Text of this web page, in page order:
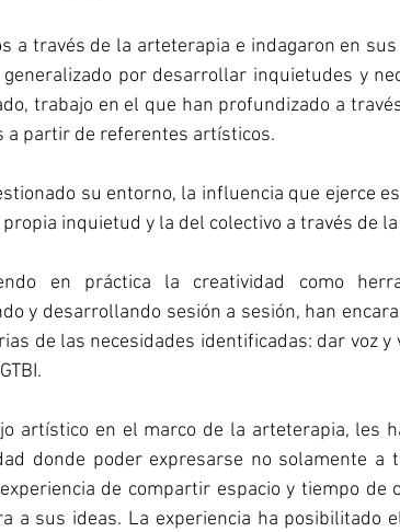
a través de la arteterapia e indagaron en
por desarrollar inquietudes y
trabajo en el que han profundizado a
a partir de referentes artísticos.
su entorno, la influencia que ejerce
inquietud y la del colectivo a través de
en práctica la creatividad como
y desarrollando sesión a sesión, han
de las necesidades identificadas: dar voz y
artístico en el marco de la arteterapia, les
donde poder expresarse no solamente a
de compartir espacio y tiempo de
a sus ideas. La experiencia ha posibilitado